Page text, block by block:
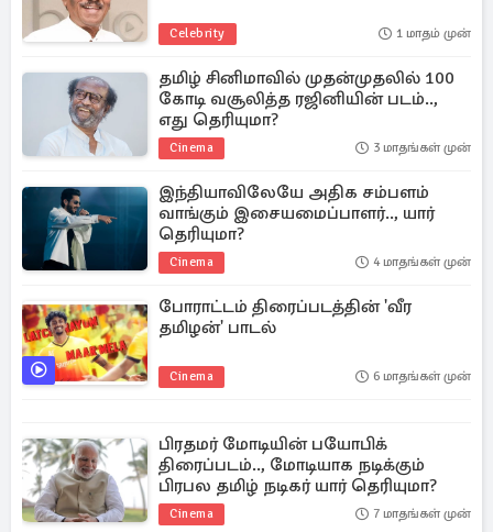
Celebrity 1 மாதம் முன்
தமிழ் சினிமாவில் முதன்முதலில் 100
கோடி வசூலித்த ரஜினியின் படம்..,
எது தெரியுமா?
Cinema 3 மாதங்கள் முன்
இந்தியாவிலேயே அதிக சம்பளம்
வாங்கும் இசையமைப்பாளர்.., யார்
தெரியுமா?
Cinema 4 மாதங்கள் முன்
போராட்டம் திரைப்படத்தின் 'வீர
தமிழன்' பாடல்
Cinema 6 மாதங்கள் முன்
பிரதமர் மோடியின் பயோபிக்
திரைப்படம்.., மோடியாக நடிக்கும்
பிரபல தமிழ் நடிகர் யார் தெரியுமா?
Cinema 7 மாதங்கள் முன்